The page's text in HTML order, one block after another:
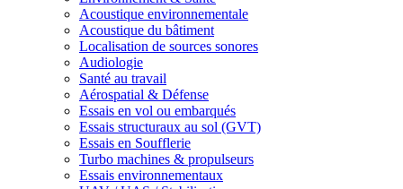
Acoustique environnementale
Acoustique du bâtiment
Localisation de sources sonores
Audiologie
Santé au travail
Aérospatial & Défense
Essais en vol ou embarqués
Essais structuraux au sol (GVT)
Essais en Soufflerie
Turbo machines & propulseurs
Essais environnementaux